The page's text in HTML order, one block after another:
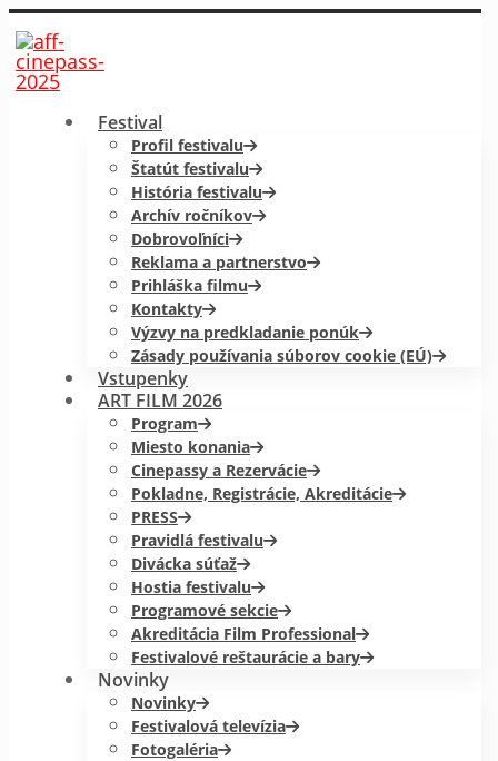
Festival
Profil festivalu
Štatút festivalu
História festivalu
Archív ročníkov
Dobrovoľníci
Reklama a partnerstvo
Prihláška filmu
Kontakty
Výzvy na predkladanie ponúk
Zásady používania súborov cookie (EÚ)
Vstupenky
ART FILM 2026
Program
Miesto konania
Cinepassy a Rezervácie
Pokladne, Registrácie, Akreditácie
PRESS
Pravidlá festivalu
Divácka súťaž
Hostia festivalu
Programové sekcie
Akreditácia Film Professional
Festivalové reštaurácie a bary
Novinky
Novinky
Festivalová televízia
Fotogaléria